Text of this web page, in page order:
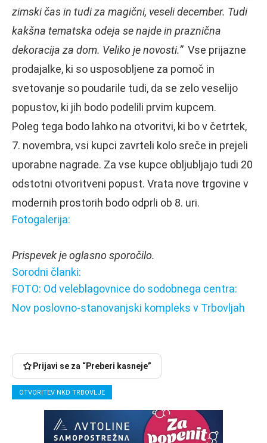
zimski čas in tudi za magični, veseli december. Tudi
kakšna tematska odeja se najde in praznična
dekoracija za dom. Veliko je novosti.”Vse prijazne
prodajalke, ki so usposobljene za pomoč in
svetovanje so poudarile tudi, da se zelo veselijo
popustov, ki jih bodo podelili prvim kupcem.
Poleg tega bodo lahko na otvoritvi, ki bo v četrtek,
7. novembra, vsi kupci zavrteli kolo sreče in prejeli
uporabne nagrade. Za vse kupce obljubljajo tudi 20
odstotni otvoritveni popust. Vrata nove trgovine v
modernih prostorih bodo odprli ob 8. uri.
Fotogalerija:
Prispevek je oglasno sporočilo.
Sorodni članki:
FOTO: Od veleblagovnice do sodobnega centra:
Nov poslovno-stanovanjski kompleks v Trbovljah
Prijavi se za “Preberi kasneje”
OTVORITEV NKD TRBOVLJE